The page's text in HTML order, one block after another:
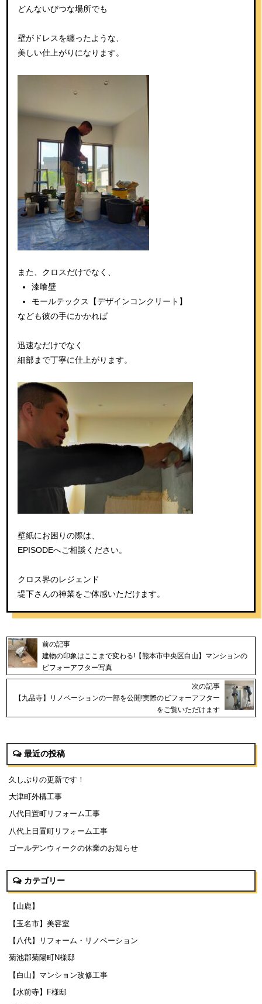
どんないびつな場所でも
壁がドレスを纏ったような、
美しい仕上がりになります。
また、クロスだけでなく、
漆喰壁
モールテックス【デザインコンクリート】
なども彼の手にかかれば
迅速なだけでなく
細部まで丁寧に仕上がります。
壁紙にお困りの際は、
EPISODEへご相談ください。
クロス界のレジェンド
堤下さんの神業をご体感いただけます。
前の記事
建物の印象はここまで変わる!【熊本市中央区白山】マンションの
ビフォーアフター写真
次の記事
【九品寺】リノベーションの一部を公開!実際のビフォーアフター
をご覧いただけます
最近の投稿
久しぶりの更新です！
大津町外構工事
八代日置町リフォーム工事
八代上日置町リフォーム工事
ゴールデンウィークの休業のお知らせ
カテゴリー
【山鹿】
【玉名市】美容室
【八代】リフォーム・リノベーション
菊池郡菊陽町N様邸
【白山】マンション改修工事
【水前寺】F様邸